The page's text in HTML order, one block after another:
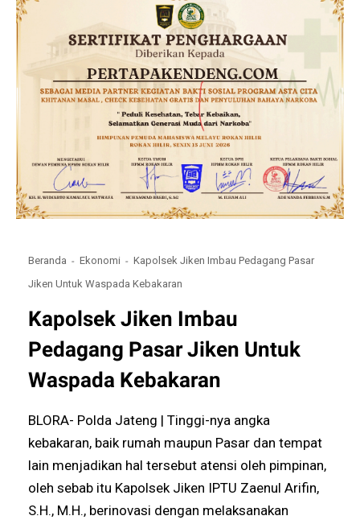
Beranda Ekonomi
Kapolsek Jiken Imbau Pedagang Pasar
Jiken Untuk Waspada Kebakaran
Kapolsek Jiken Imbau
Pedagang Pasar Jiken Untuk
Waspada Kebakaran
BLORA- Polda Jateng | Tinggi-nya angka
kebakaran, baik rumah maupun Pasar dan tempat
lain menjadikan hal tersebut atensi oleh pimpinan,
oleh sebab itu Kapolsek Jiken IPTU Zaenul Arifin,
S.H., M.H., berinovasi dengan melaksanakan